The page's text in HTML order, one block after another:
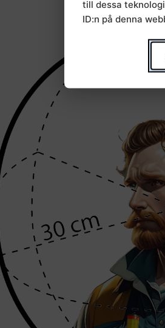
till dessa
ID:n på denna